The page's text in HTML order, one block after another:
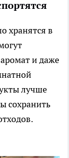
хранятся в
и даже
лучше
сохранить